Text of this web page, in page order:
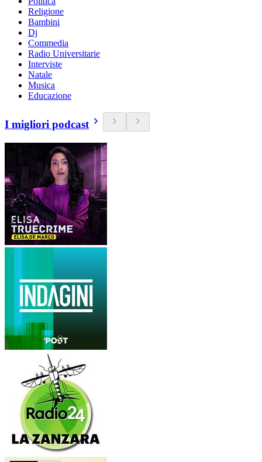
Religione
Bambini
Dj
Commedia
Radio Universitarie
Interviste
Natale
Musica
Educazione
I migliori podcast